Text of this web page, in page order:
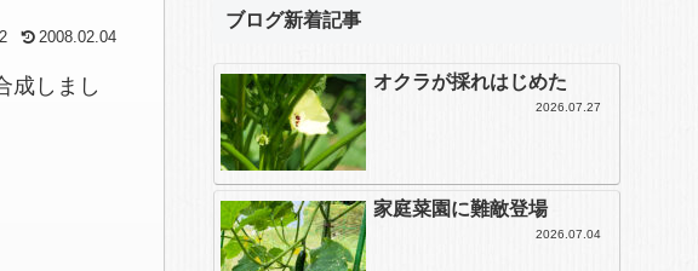
2008.02.04
成しまし
ブログ新着記事
オクラが採れはじめた
2026.07.27
家庭菜園に難敵登場
2026.07.04